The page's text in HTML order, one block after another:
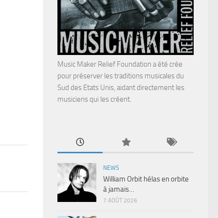
Music Maker Relief Foundation a été crée
pour préserver les traditions musicales du
Sud des Etats Unis, aidant directement les
musiciens qui les créent.
NEWS
William Orbit hélas en orbite
à jamais…
7 AOÛT 2026